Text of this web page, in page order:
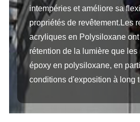
intempéries et améliore sa
propriétés de revêtement.Les
acryliques en Polysiloxane
rétention de la lumière que les
époxy en polysiloxane, en
conditions d'exposition à long